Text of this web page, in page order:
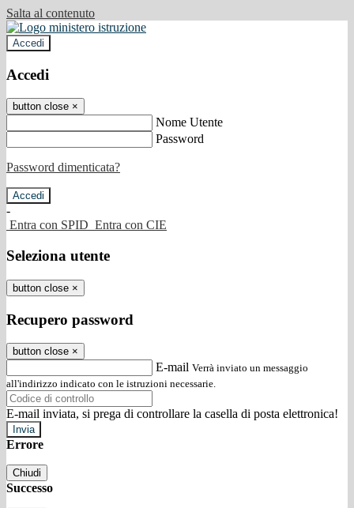
Salta al contenuto
Accedi
Accedi
button close ×
Nome Utente
Password
Password dimenticata?
-
Entra con SPID Entra con CIE
Seleziona utente
button close ×
Recupero password
button close ×
E-mail Verrà inviato un messaggio
all'indirizzo indicato con le istruzioni necessarie.
E-mail inviata, si prega di controllare la casella di posta elettronica!
Errore
Chiudi
Successo